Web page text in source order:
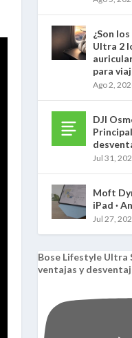
¿Son
Ultra 2
para
Ago 2,
DJI
Jul 31,
Moft
iPad ·
Jul 27,
Bose Lifestyle Ultra
ventajas y